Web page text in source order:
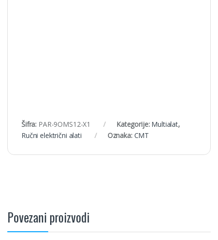
Šifra: PAR-9OMS12-X1 Kategorije: Multialat,
Ručni električni alati
Oznaka: CMT
Povezani proizvodi